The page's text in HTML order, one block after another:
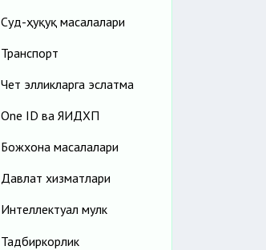
Суд-ҳуқуқ масалалари
Транспорт
Чет элликларга эслатма
One ID ва ЯИДХП
Божхона масалалари
Давлат хизматлари
Интеллектуал мулк
Тадбиркорлик